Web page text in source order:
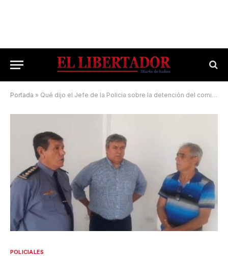
Portada » Qué dijo el Jefe de la Policía sobre la detención del comisario de 9 de Julio
POLICIALES